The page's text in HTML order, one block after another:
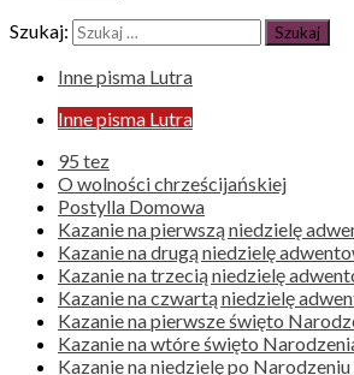
Szukaj:
Inne pisma Lutra
Inne pisma Lutra
95 tez
O wolności chrześcijańskiej
Postylla Domowa
Kazanie na pierwszą niedzielę
Kazanie na drugą niedzielę
Kazanie na trzecią niedzielę
Kazanie na czwartą niedzielę
Kazanie na pierwsze święto
Kazanie na wtóre święto
Kazanie na niedzielę po